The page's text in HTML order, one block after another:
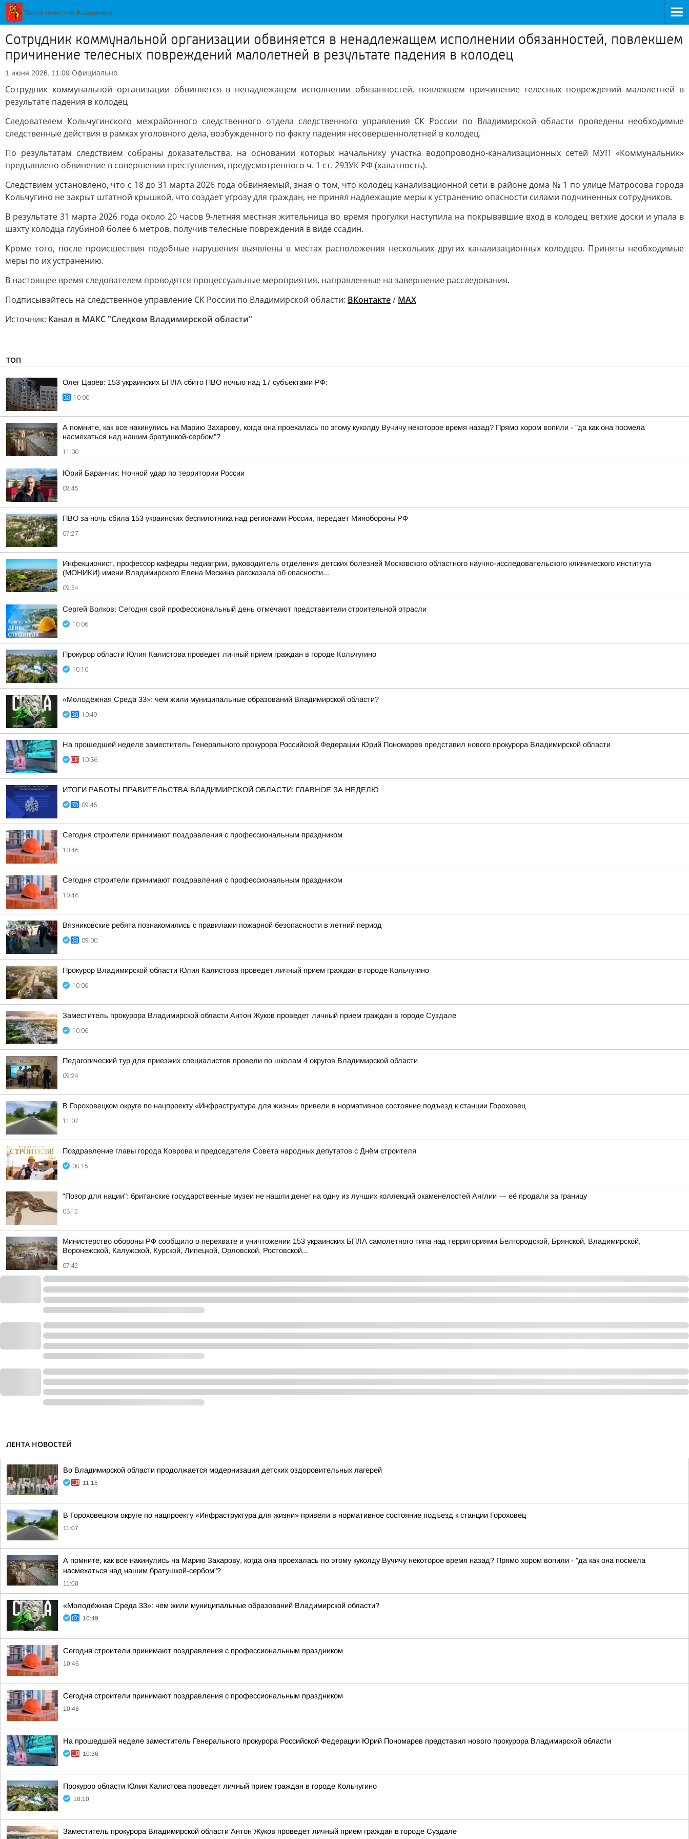
Сотрудник коммунальной организации обвиняется в ненадлежащем исполнении обязанностей, повлекшем
причинение телесных повреждений малолетней в результате падения в колодец
1 июня 2026, 11:09 Официально
Сотрудник коммунальной организации обвиняется в ненадлежащем исполнении обязанностей, повлекшем причинение телесных повреждений малолетней в
результате падения в колодец
Следователем Кольчугинского межрайонного следственного отдела следственного управления СК России по Владимирской области проведены необходимые
следственные действия в рамках уголовного дела, возбужденного по факту падения несовершеннолетней в колодец.
По результатам следствием собраны доказательства, на основании которых начальнику участка водопроводно-канализационных сетей МУП «Коммунальник»
предъявлено обвинение в совершении преступления, предусмотренного ч. 1 ст. 293УК РФ (халатность).
Следствием установлено, что с 18 до 31 марта 2026 года обвиняемый, зная о том, что колодец канализационной сети в районе дома № 1 по улице Матросова города
Кольчугино не закрыт штатной крышкой, что создает угрозу для граждан, не принял надлежащие меры к устранению опасности силами подчиненных сотрудников.
В результате 31 марта 2026 года около 20 часов 9-летняя местная жительница во время прогулки наступила на покрывавшие вход в колодец ветхие доски и упала в
шахту колодца глубиной более 6 метров, получив телесные повреждения в виде ссадин.
Кроме того, после происшествия подобные нарушения выявлены в местах расположения нескольких других канализационных колодцев. Приняты необходимые
меры по их устранению.
В настоящее время следователем проводятся процессуальные мероприятия, направленные на завершение расследования.
Подписывайтесь на следственное управление СК России по Владимирской области: ВКонтакте/ MAX
Источник: Канал в МАКС "Следком Владимирской области"
ТОП
Олег Царёв: 153 украинских БПЛА сбито ПВО ночью над 17 субъектами РФ:
10:00
А помните, как все накинулись на Марию Захарову, когда она проехалась по этому куколду Вучичу некоторое время назад? Прямо хором вопили - "да как она посмела
насмехаться над нашим братушкой-сербом"?
11:00
Юрий Баранчик: Ночной удар по территории России
08:45
ПВО за ночь сбила 153 украинских беспилотника над регионами России, передает Минобороны РФ
07:27
Инфекционист, профессор кафедры педиатрии, руководитель отделения детских болезней Московского областного научно-исследовательского клинического института
(МОНИКИ) имени Владимирского Елена Мескина рассказала об опасности...
09:54
Сергей Волков: Сегодня свой профессиональный день отмечают представители строительной отрасли
10:06
Прокурор области Юлия Калистова проведет личный прием граждан в городе Кольчугино
10:10
«Молодёжная Среда 33»: чем жили муниципальные образований Владимирской области?
10:49
На прошедшей неделе заместитель Генерального прокурора Российской Федерации Юрий Пономарев представил нового прокурора Владимирской области
10:36
ИТОГИ РАБОТЫ ПРАВИТЕЛЬСТВА ВЛАДИМИРСКОЙ ОБЛАСТИ: ГЛАВНОЕ ЗА НЕДЕЛЮ
09:45
Сегодня строители принимают поздравления с профессиональным праздником
10:46
Сегодня строители принимают поздравления с профессиональным праздником
10:46
Вязниковские ребята познакомились с правилами пожарной безопасности в летний период
09:00
Прокурор Владимирской области Юлия Калистова проведет личный прием граждан в городе Кольчугино
10:06
Заместитель прокурора Владимирской области Антон Жуков проведет личный прием граждан в городе Суздале
10:06
Педагогический тур для приезжих специалистов провели по школам 4 округов Владимирской области
09:24
В Гороховецком округе по нацпроекту «Инфраструктура для жизни» привели в нормативное состояние подъезд к станции Гороховец
11:07
Поздравление главы города Коврова и председателя Совета народных депутатов с Днём строителя
08:15
"Позор для нации": британские государственные музеи не нашли денег на одну из лучших коллекций окаменелостей Англии — её продали за границу
03:12
Министерство обороны РФ сообщило о перехвате и уничтожении 153 украинских БПЛА самолетного типа над территориями Белгородской, Брянской, Владимирской,
Воронежской, Калужской, Курской, Липецкой, Орловской, Ростовской...
07:42
ЛЕНТА НОВОСТЕЙ
Во Владимирской области продолжается модернизация детских оздоровительных лагерей
11:15
В Гороховецком округе по нацпроекту «Инфраструктура для жизни» привели в нормативное состояние подъезд к станции Гороховец
11:07
А помните, как все накинулись на Марию Захарову, когда она проехалась по этому куколду Вучичу некоторое время назад? Прямо хором вопили - "да как она посмела
насмехаться над нашим братушкой-сербом"?
11:00
«Молодёжная Среда 33»: чем жили муниципальные образований Владимирской области?
10:49
Сегодня строители принимают поздравления с профессиональным праздником
10:46
Сегодня строители принимают поздравления с профессиональным праздником
10:46
На прошедшей неделе заместитель Генерального прокурора Российской Федерации Юрий Пономарев представил нового прокурора Владимирской области
10:36
Прокурор области Юлия Калистова проведет личный прием граждан в городе Кольчугино
10:10
Заместитель прокурора Владимирской области Антон Жуков проведет личный прием граждан в городе Суздале